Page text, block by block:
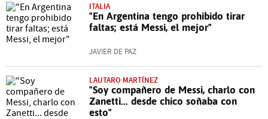
ITALIA
"En Argentina tengo prohibido tirar
faltas; está Messi, el mejor"
JAVIER DE PAZ
LAUTARO MARTÍNEZ
"Soy compañero de Messi, charlo con
Zanetti... desde chico soñaba con
esto"